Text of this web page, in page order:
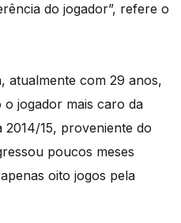
do jogador”, refere o
atualmente com 29 anos,
jogador mais caro da
15, proveniente do
poucos meses
oito jogos pela